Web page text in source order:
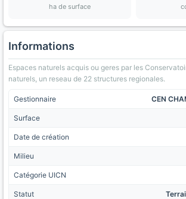
ha de surface
Informations
Espaces naturels acquis ou geres par les
naturels, un reseau de 22 structures regionales.
Gestionnaire CEN
Surface
Date de création
Milieu
Catégorie UICN
Statut